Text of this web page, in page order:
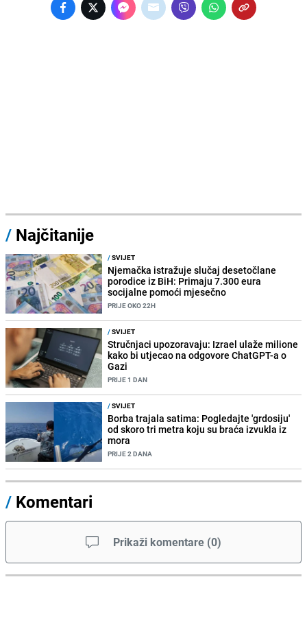
/ Najčitanije
/SVIJET
Njemačka istražuje slučaj desetočlane
porodice iz BiH: Primaju 7.300 eura
socijalne pomoći mjesečno
PRIJE OKO 22H
/SVIJET
Stručnjaci upozoravaju: Izrael ulaže milione
kako bi utjecao na odgovore ChatGPT-a o
Gazi
PRIJE 1 DAN
/SVIJET
Borba trajala satima: Pogledajte 'grdosiju'
od skoro tri metra koju su braća izvukla iz
mora
PRIJE 2 DANA
/ Komentari
Prikaži komentare (0)